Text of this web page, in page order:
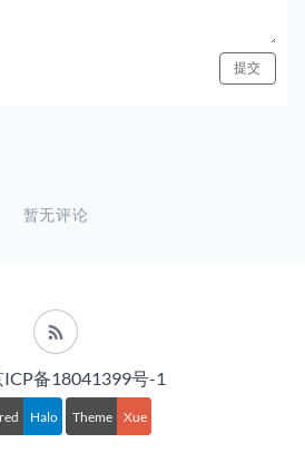
备18041399号-1
Halo Theme Xue